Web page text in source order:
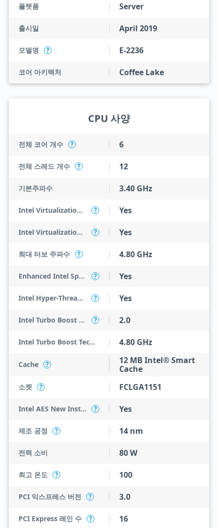
플랫폼 Server
출시일 April 2019
모델명 ? E-2236
코어 아키텍처 Coffee Lake
CPU 사양
전체 코어 개수 ? 6
전체 스레드 개수 ? 12
기본주파수 3.40 GHz
Intel Virtualization Technology (VT-x) ? Yes
Intel Virtualization Technology for Directed I/O (VT-d) ? Yes
최대 터보 주파수 ? 4.80 GHz
Enhanced Intel SpeedStep Technology ? Yes
Intel Hyper-Threading Technology ? Yes
Intel Turbo Boost Technology ? 2.0
Intel Turbo Boost Technology 2.0 Frequency 4.80 GHz
Cache ?
12 MB Intel® Smart
Cache
소켓 ? FCLGA1151
Intel AES New Instructions ? Yes
제조 공정 ? 14 nm
전력 소비 80 W
최고 온도 ? 100
PCI 익스프레스 버전 ? 3.0
PCI Express 레인 수 ? 16